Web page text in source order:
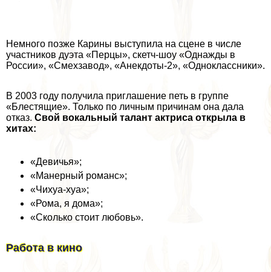
Немного позже Карины выступила на сцене в числе
участников дуэта «Перцы», скетч-шоу «Однажды в
России», «Смехзавод», «Анекдоты-2», «Одноклассники».
В 2003 году получила приглашение петь в группе
«Блестящие». Только по личным причинам она дала
отказ. Свой вокальный талант актриса открыла в
хитах:
«Девичья»;
«Манерный романс»;
«Чихуа-хуа»;
«Рома, я дома»;
«Сколько стоит любовь».
Работа в кино